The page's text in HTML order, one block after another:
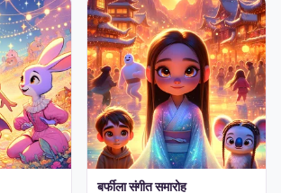
बर्फीला संगीत समारोह